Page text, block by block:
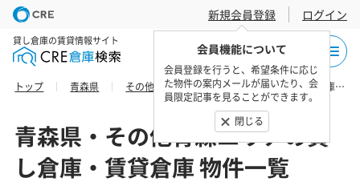
新規会員登録
会員機能について
会員登録を行うと、希望条件に応じ
た物件の案内メールが届いたり、会
員限定記事を見ることができます。
閉じる
ログイン
貸し倉庫の賃貸情報サイト
トップ 青森県 その他青森エリア 上北郡東北町の貸し倉庫・賃貸倉庫 物件一覧
青森県・その他青森エリアの貸
し倉庫・賃貸倉庫 物件一覧